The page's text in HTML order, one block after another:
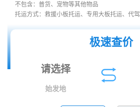
不包含：普货、宠物等其他物品
托运方式：救援小板托运、专用大板托运、代驾
极速查价
始发地